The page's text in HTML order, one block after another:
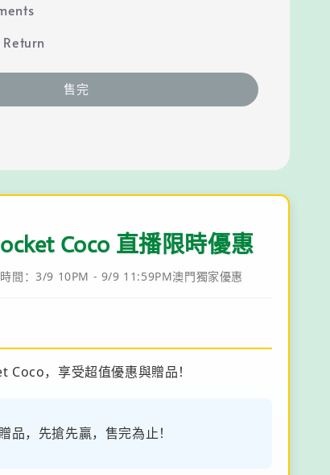
售完
Coco 直播限時優惠
間：3/9 10PM - 9/9 11:59PM澳門獨家優惠
Coco，享受超值優惠與贈品！
品，先搶先贏，售完為止！